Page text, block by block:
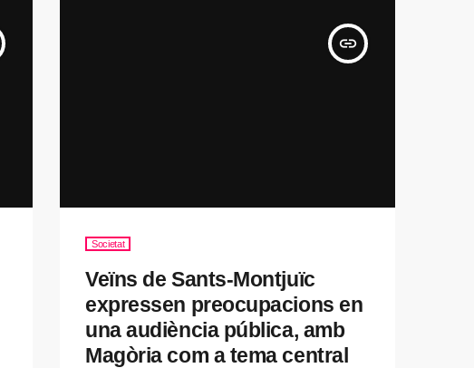
insert_link
Societat
Veïns de Sants-Montjuïc
expressen preocupacions en
una audiència pública, amb
Magòria com a tema central